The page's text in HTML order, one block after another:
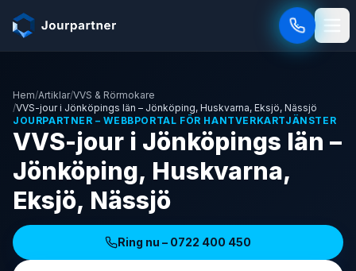
Hoppa till innehåll
Hem/Artiklar/VVS & Rörmokare
/VVS-jour i Jönköpings län – Jönköping, Huskvarna, Eksjö, Nässjö
JOURPARTNER – WEBBPORTAL FÖR HANTVERKARTJÄNSTER
VVS-jour i Jönköpings län –
Jönköping, Huskvarna,
Eksjö, Nässjö
Ring nu – 0722 400 450